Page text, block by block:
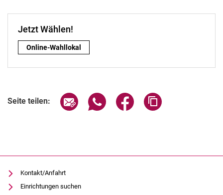
Jetzt Wählen!
Jetzt Wählen!:
Online-Wahllokal
Seite teilen: Seite über E-Mail teilen
Seite über WhatsApp teilen
Seite über Facebook
Kontakt/Anfahrt
Einrichtungen suchen